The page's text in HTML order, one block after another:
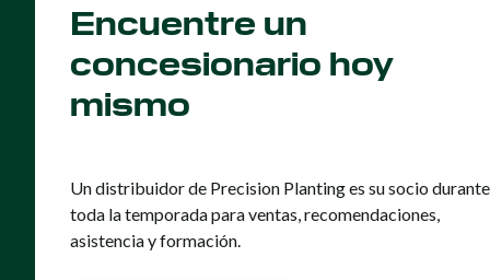
Encuentre un
concesionario hoy
mismo
Un distribuidor de Precision Planting es su socio durante
toda la temporada para ventas, recomendaciones,
asistencia y formación.